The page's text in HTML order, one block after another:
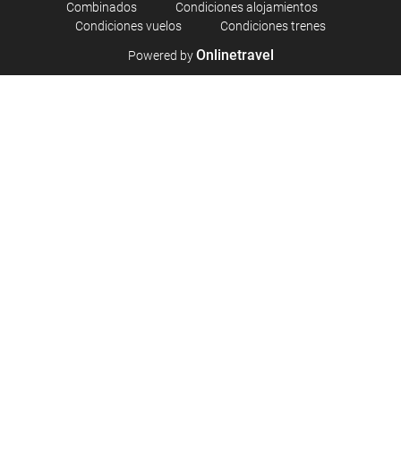
Combinados
Condiciones alojamientos
Condiciones vuelos
Condiciones trenes
Powered byOnlinetravel